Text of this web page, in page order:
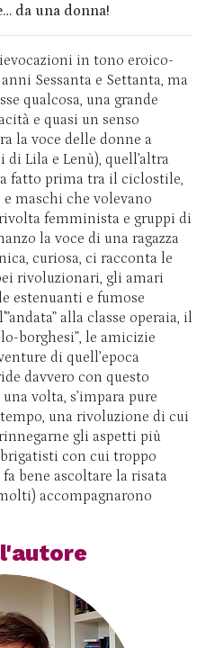
da una donna!
in tono eroico-
Sessanta e Settanta, ma
qualcosa, una grande
e quasi un senso
la voce delle donne a
Lila e Lenù), quell’altra
fatto prima tra il ciclostile,
maschi che volevano
femminista e gruppi di
la voce di una ragazza
curiosa, ci racconta le
rivoluzionari, gli amari
estenuanti e fumose
alla classe operaia, il
borghesi”, le amicizie
di quell’epoca
davvero con questo
volta, s’impara pure
una rivoluzione di cui
gli aspetti più
con cui troppo
fa bene ascoltare la risata
accompagnarono